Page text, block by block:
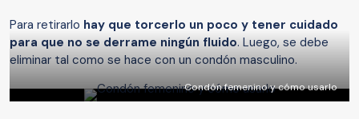
Para retirarlo hay que torcerlo un poco y tener cuidado
para que no se derrame ningún fluido. Luego, se debe
eliminar tal como se hace con un condón masculino.
Condón femenino y cómo usarlo